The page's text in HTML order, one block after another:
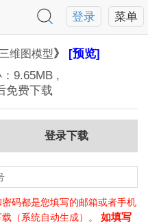
菜单
登录
维图模型》 [预览]
9.65MB ,
费下载
登录下载
码都是您填写的邮箱或者手机
（系统自动生成）。 如填写